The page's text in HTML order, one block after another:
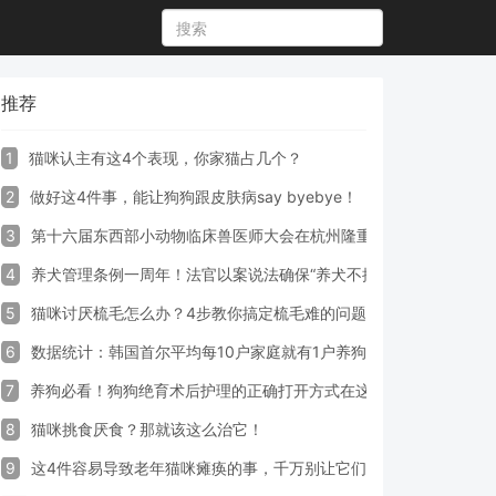
推荐
1 猫咪认主有这4个表现，你家猫占几个？
2 做好这4件事，能让狗狗跟皮肤病say byebye！
3 第十六届东西部小动物临床兽医师大会在杭州隆重开幕
4 养犬管理条例一周年！法官以案说法确保“养犬不掉链”
5 猫咪讨厌梳毛怎么办？4步教你搞定梳毛难的问题！
6 数据统计：韩国首尔平均每10户家庭就有1户养狗
7 养狗必看！狗狗绝育术后护理的正确打开方式在这里
8 猫咪挑食厌食？那就该这么治它！
9 这4件容易导致老年猫咪瘫痪的事，千万别让它们做！